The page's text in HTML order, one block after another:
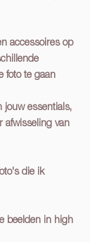
accessoires op
foto te gaan
jouw essentials,
afwisseling van
die ik
beelden in high